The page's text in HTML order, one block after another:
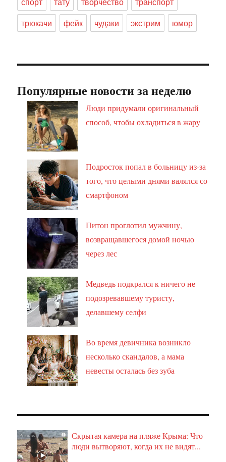
трюкачи
фейк чудаки экстрим юмор
Популярные новости за неделю
Люди придумали оригинальный
способ, чтобы охладиться в жару
Подросток попал в больницу из-за
того, что целыми днями валялся со
смартфоном
Питон проглотил мужчину,
возвращавшегося домой ночью
через лес
Медведь подкрался к ничего не
подозревавшему туристу,
делавшему селфи
Во время девичника возникло
несколько скандалов, а мама
невесты осталась без зуба
i
Скрытая камера на пляже Крыма: Что
люди вытворяют, когда их не видят...